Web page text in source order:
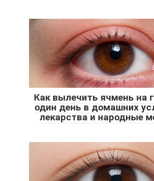
Как вылечить ячмень на
один день в домашних
лекарства и народные